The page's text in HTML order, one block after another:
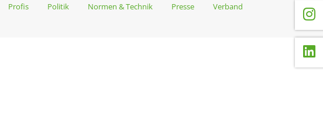
Profis Politik Normen & Technik Presse
Verband